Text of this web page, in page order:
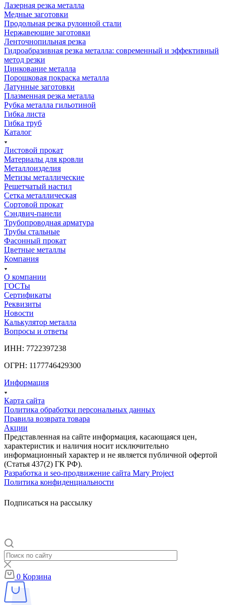
Лазерная резка металла
Медные заготовки
Продольная резка рулонной стали
Нержавеющие заготовки
Ленточнопильная резка
Гидроабразивная резка металла: современный и эффективный
метод резки
Цинкование металла
Порошковая покраска металла
Латунные заготовки
Плазменная резка металла
Рубка металла гильотиной
Гибка листа
Гибка труб
Каталог
Листовой прокат
Материалы для кровли
Металлоизделия
Метизы металлические
Решетчатый настил
Сетка металлическая
Сортовой прокат
Сэндвич-панели
Трубопроводная арматура
Трубы стальные
Фасонный прокат
Цветные металлы
Компания
О компании
ГОСТы
Сертификаты
Реквизиты
Новости
Калькулятор металла
Вопросы и ответы
ИНН: 7722397238
ОГРН: 1177746429300
Информация
Карта сайта
Политика обработки персональных данных
Правила возврата товара
Акции
Представленная на сайте информация, касающаяся цен,
характеристик и наличия носит исключительно
информационный характер и не является публичной офертой
(Статья 437(2) ГК РФ).
Разработка и seo-продвижение сайта Mary Project
Политика конфиденциальности
Подписаться на рассылку
0 Корзина